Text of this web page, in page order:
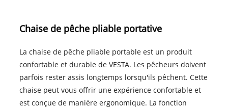
Chaise de pêche pliable portative
La chaise de pêche pliable portable est un produit
confortable et durable de VESTA. Les pêcheurs doivent
parfois rester assis longtemps lorsqu'ils pêchent. Cette
chaise peut vous offrir une expérience confortable et
est conçue de manière ergonomique. La fonction